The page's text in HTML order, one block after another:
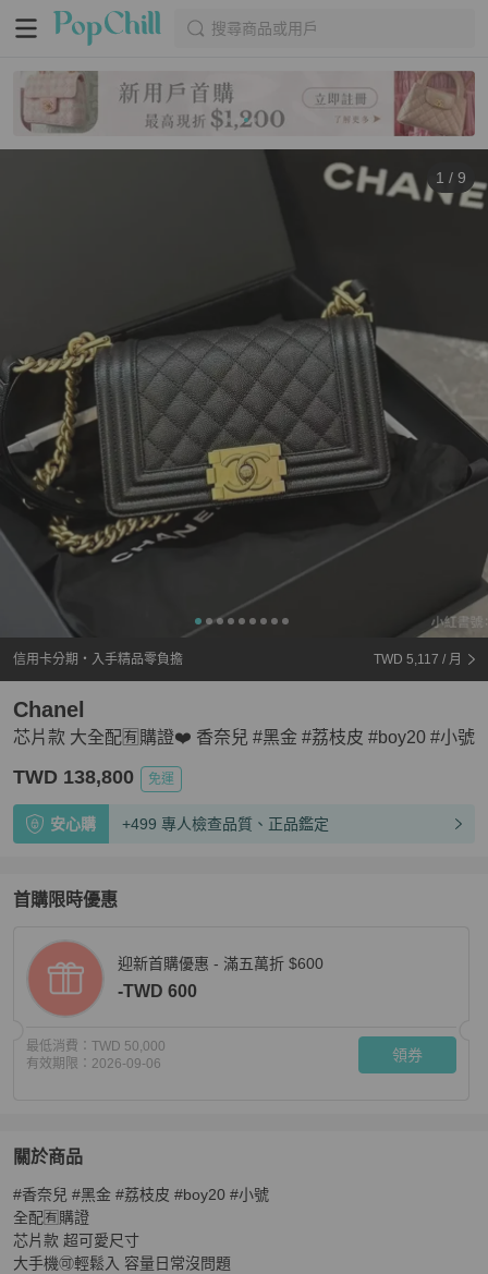
搜尋商品或用戶
1 / 9
信用卡分期・入手精品零負擔 TWD 5,117 / 月
芯片款 大全配🈶️購證❤️ 香奈兒 #黑金 #荔枝皮 #boy20 #小號
Chanel
TWD 138,800 免運
安心購 +499 專人檢查品質、正品鑑定
首購限時優惠
迎新首購優惠 - 滿五萬折 $600
-TWD 600
最低消費： TWD 50,000
有效期限： 2026-09-06 領券
關於商品
關於芯片款 大全配🈶️購證❤️ 香奈兒 #黑金 #荔枝皮 #boy20 #
#香奈兒 #黑金 #荔枝皮 #boy20 #小號
全配🈶️購證
芯片款 超可愛尺寸
大手機🉑️輕鬆入 容量日常沒問題